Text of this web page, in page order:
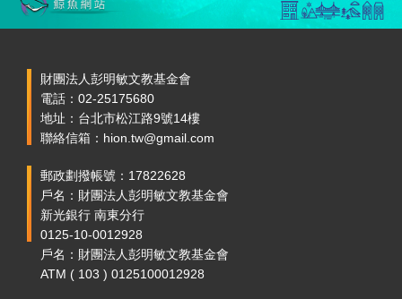
財團法人彭明敏文教基金會
電話：02-25175680
地址：台北市松江路9號14樓
聯絡信箱：hion.tw@gmail.com
郵政劃撥帳號：17822628
戶名：財團法人彭明敏文教基金會
新光銀行 南東分行
0125-10-0012928
戶名：財團法人彭明敏文教基金會
ATM ( 103 ) 0125100012928